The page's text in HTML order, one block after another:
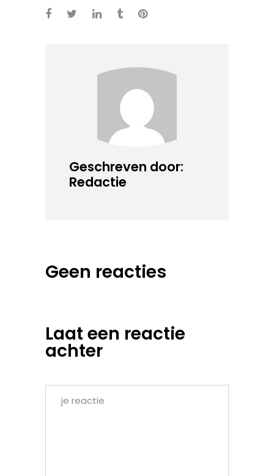
Geschreven door:
Redactie
Geen reacties
Laat een reactie
achter